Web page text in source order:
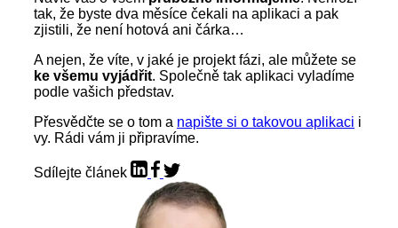
tak, že byste dva měsíce čekali na aplikaci a pak
zjistili, že není hotová ani čárka…
A nejen, že víte, v jaké je projekt fázi, ale můžete se
ke všemu vyjádřit. Společně tak aplikaci vyladíme
podle vašich představ.
Přesvědčte se o tom a napište si o takovou aplikaci i
vy. Rádi vám ji připravíme.
Sdílejte článek